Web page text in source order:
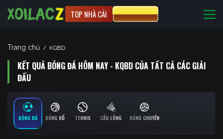
TOP NHÀ CÁI CƯỢC 8XBET
Trang chủ / KQBD
KẾT QUẢ BÓNG ĐÁ HÔM NAY - KQBD CỦA TẤT CẢ CÁC GIẢI
ĐẤU
BÓNG ĐÁ BÓNG RỔ TENNIS CẦU LÔNG BÓNG CHUYỀN